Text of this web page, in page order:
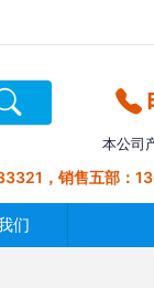
本公司
，销售五部：
们